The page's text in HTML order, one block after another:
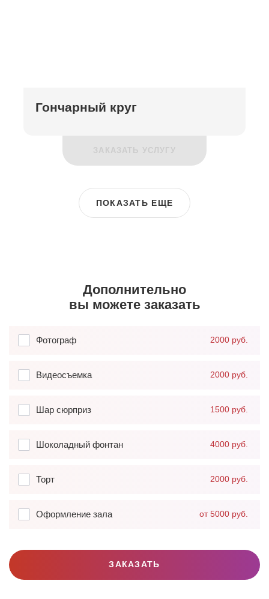
Гончарный круг
ЗАКАЗАТЬ УСЛУГУ
ПОКАЗАТЬ ЕЩЕ
Дополнительно
вы можете заказать
Фотограф 2000 руб.
Видеосъемка 2000 руб.
Шар сюрприз 1500 руб.
Шоколадный фонтан 4000 руб.
Торт 2000 руб.
Оформление зала от 5000 руб.
ЗАКАЗАТЬ